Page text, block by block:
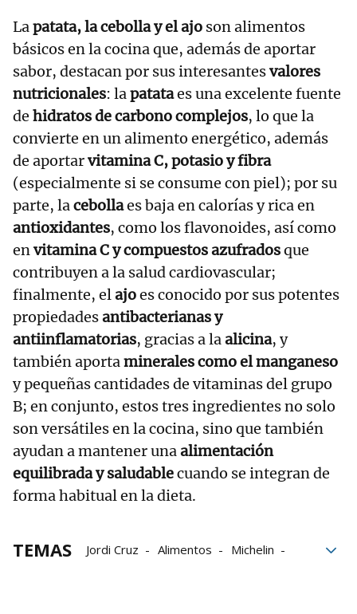
Lapatata, la cebolla y el ajo son alimentos
básicos en la cocina que, además de aportar
sabor, destacan por sus interesantesvalores
nutricionales: lapatataes una excelente fuente
de hidratos de carbono complejos, lo que la
convierte en un alimento energético, además
de aportarvitamina C, potasio y fibra
(especialmente si se consume con piel); por su
parte, lacebollaes baja en calorías y rica en
antioxidantes, como los flavonoides, así como
envitamina C y compuestos azufradosque
contribuyen a la salud cardiovascular;
finalmente, elajoes conocido por sus potentes
propiedadesantibacterianas y
antiinflamatorias, gracias a laalicina, y
también aportaminerales como el manganeso
y pequeñas cantidades de vitaminas del grupo
B; en conjunto, estos tres ingredientes no solo
son versátiles en la cocina, sino que también
ayudan a mantener unaalimentación
equilibrada y saludablecuando se integran de
forma habitual en la dieta.
TEMAS Jordi Cruz Alimentos
Michelin